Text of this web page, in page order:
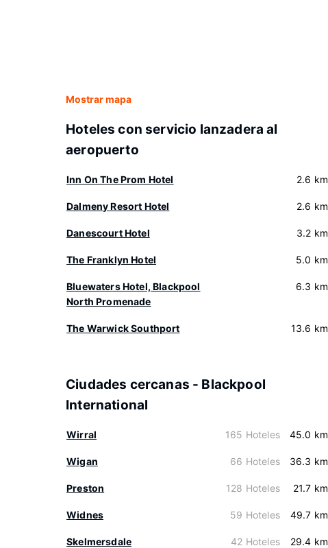
Mostrar mapa
Hoteles con servicio lanzadera al
aeropuerto
Inn On The Prom Hotel 2.6 km
Dalmeny Resort Hotel 2.6 km
Danescourt Hotel 3.2 km
The Franklyn Hotel 5.0 km
Bluewaters Hotel, Blackpool
North Promenade
6.3 km
The Warwick Southport 13.6 km
Ciudades cercanas - Blackpool
International
Wirral 165 Hoteles 45.0 km
Wigan 66 Hoteles 36.3 km
Preston 128 Hoteles 21.7 km
Widnes 59 Hoteles 49.7 km
Skelmersdale 42 Hoteles 29.4 km